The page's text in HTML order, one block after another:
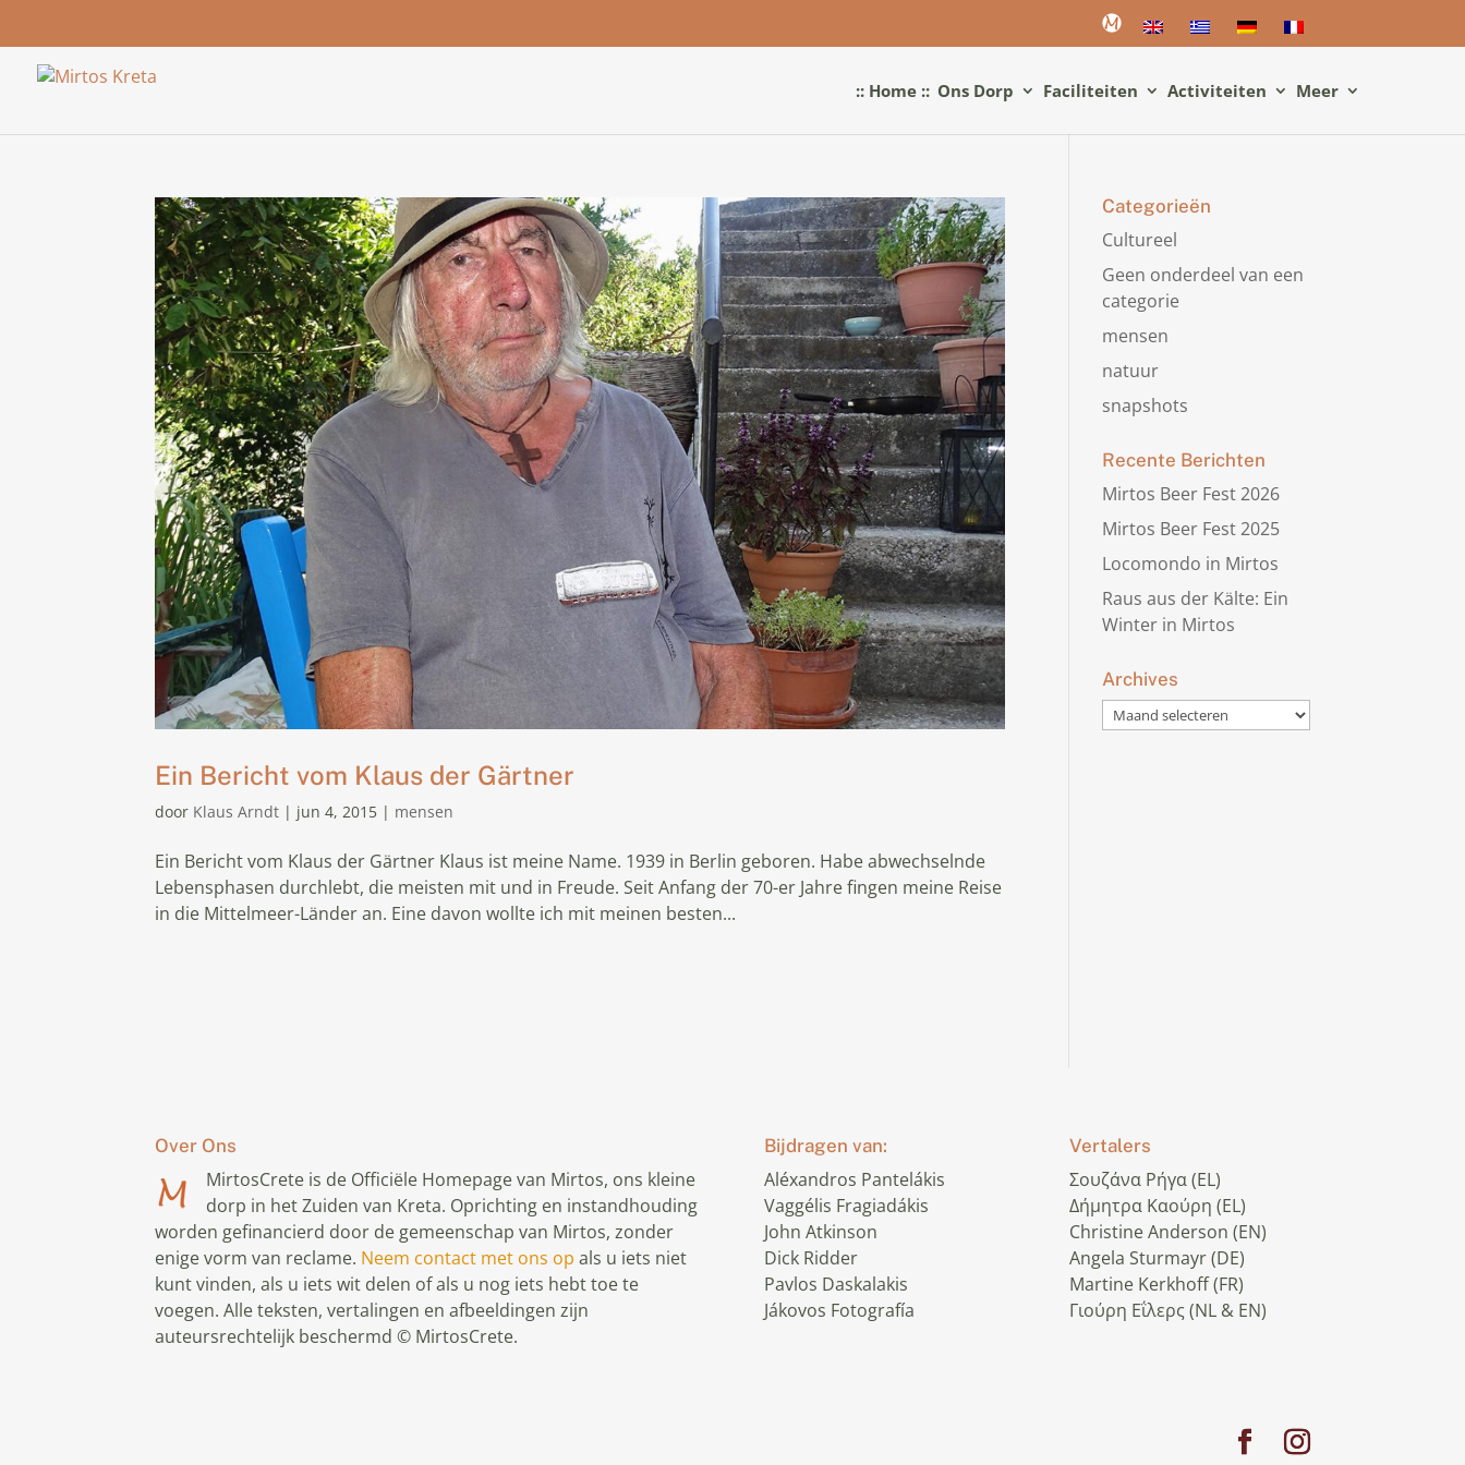
:: Home :: Ons Dorp Faciliteiten Activiteiten Meer
Ein Bericht vom Klaus der Gärtner
door Klaus Arndt | jun 4, 2015 | mensen
Ein Bericht vom Klaus der Gärtner Klaus ist meine Name. 1939 in Berlin geboren. Habe abwechselnde
Lebensphasen durchlebt, die meisten mit und in Freude. Seit Anfang der 70-er Jahre fingen meine Reise
in die Mittelmeer-Länder an. Eine davon wollte ich mit meinen besten...
Categorieën
Cultureel
Geen onderdeel van een
categorie
mensen
natuur
snapshots
Recente Berichten
Mirtos Beer Fest 2026
Mirtos Beer Fest 2025
Locomondo in Mirtos
Raus aus der Kälte: Ein
Winter in Mirtos
Archives
Archives
Over Ons
MirtosCrete is de Officiële Homepage van Mirtos, ons kleine
dorp in het Zuiden van Kreta. Oprichting en instandhouding
worden gefinancierd door de gemeenschap van Mirtos, zonder
enige vorm van reclame. Neem contact met ons op als u iets niet
kunt vinden, als u iets wit delen of als u nog iets hebt toe te
voegen. Alle teksten, vertalingen en afbeeldingen zijn
auteursrechtelijk beschermd © MirtosCrete.
Bijdragen van:
Aléxandros Pantelákis
Vaggélis Fragiadákis
John Atkinson
Dick Ridder
Pavlos Daskalakis
Jákovos Fotografía
Vertalers
Σουζάνα Ρήγα (EL)
Δήμητρα Καούρη (EL)
Christine Anderson (EN)
Angela Sturmayr (DE)
Martine Kerkhoff (FR)
Γιούρη Εΐλερς (NL & EN)